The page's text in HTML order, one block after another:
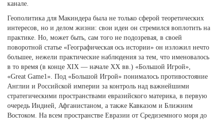
канале.
Геополитика для Макиндера была не только сферой теоретических
интересов, но и делом жизни: свои идеи он стремился воплотить на
практике. Но, может быть, сам того не подозревая, в своей
поворотной статье «Географическая ось истории» он изложил нечто
большее, нежели практические наблюдения за тем, что именовалось
в то время (в конце XIX — начале ХХ вв.) «Большой Игрой»,
«Great Game1». Под «Большой Игрой» понималось противостояние
Англии и Российской империи за контроль над важнейшими
стратегическими пространствами евразийского материка, в первую
очередь Индией, Афганистаном, а также Кавказом и Ближним
Востоком. На всем пространстве Евразии от Средиземного моря до